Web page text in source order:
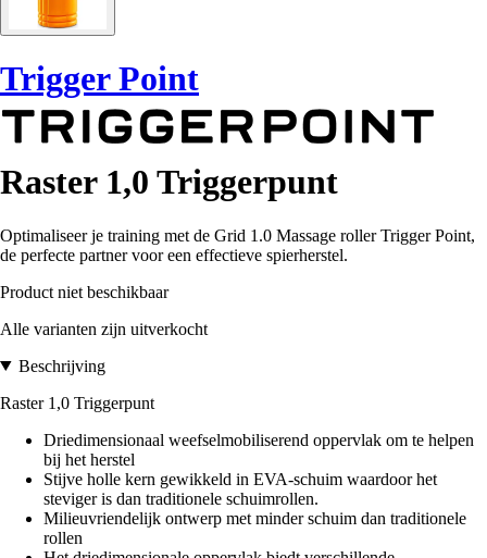
Trigger Point
Raster 1,0 Triggerpunt
Optimaliseer je training met de Grid 1.0 Massage roller Trigger Point,
de perfecte partner voor een effectieve spierherstel.
Product niet beschikbaar
Alle varianten zijn uitverkocht
Beschrijving
Raster 1,0 Triggerpunt
Driedimensionaal weefselmobiliserend oppervlak om te helpen
bij het herstel
Stijve holle kern gewikkeld in EVA-schuim waardoor het
steviger is dan traditionele schuimrollen.
Milieuvriendelijk ontwerp met minder schuim dan traditionele
rollen